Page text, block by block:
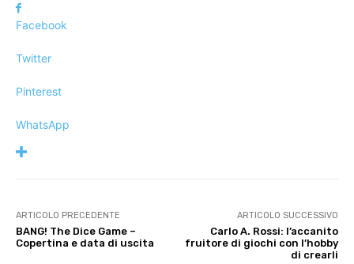
Facebook
Twitter
Pinterest
WhatsApp
ARTICOLO PRECEDENTE
BANG! The Dice Game –
Copertina e data di uscita
ARTICOLO SUCCESSIVO
Carlo A. Rossi: l’accanito
fruitore di giochi con l’hobby
di crearli